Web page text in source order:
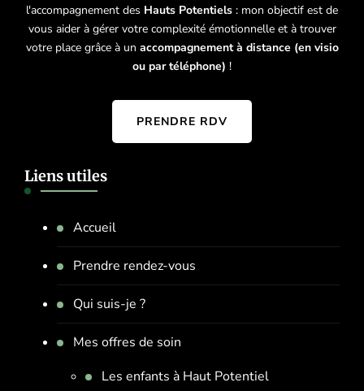
l'accompagnement des Hauts Potentiels : mon objectif est de
vous aider à gérer votre complexité émotionnelle et à trouver
votre place grâce à un accompagnement à distance (en visio
ou par téléphone) !
PRENDRE RDV
Liens utiles
Accueil
Prendre rendez-vous
Qui suis-je ?
Mes offres de soin
Les enfants à Haut Potentiel